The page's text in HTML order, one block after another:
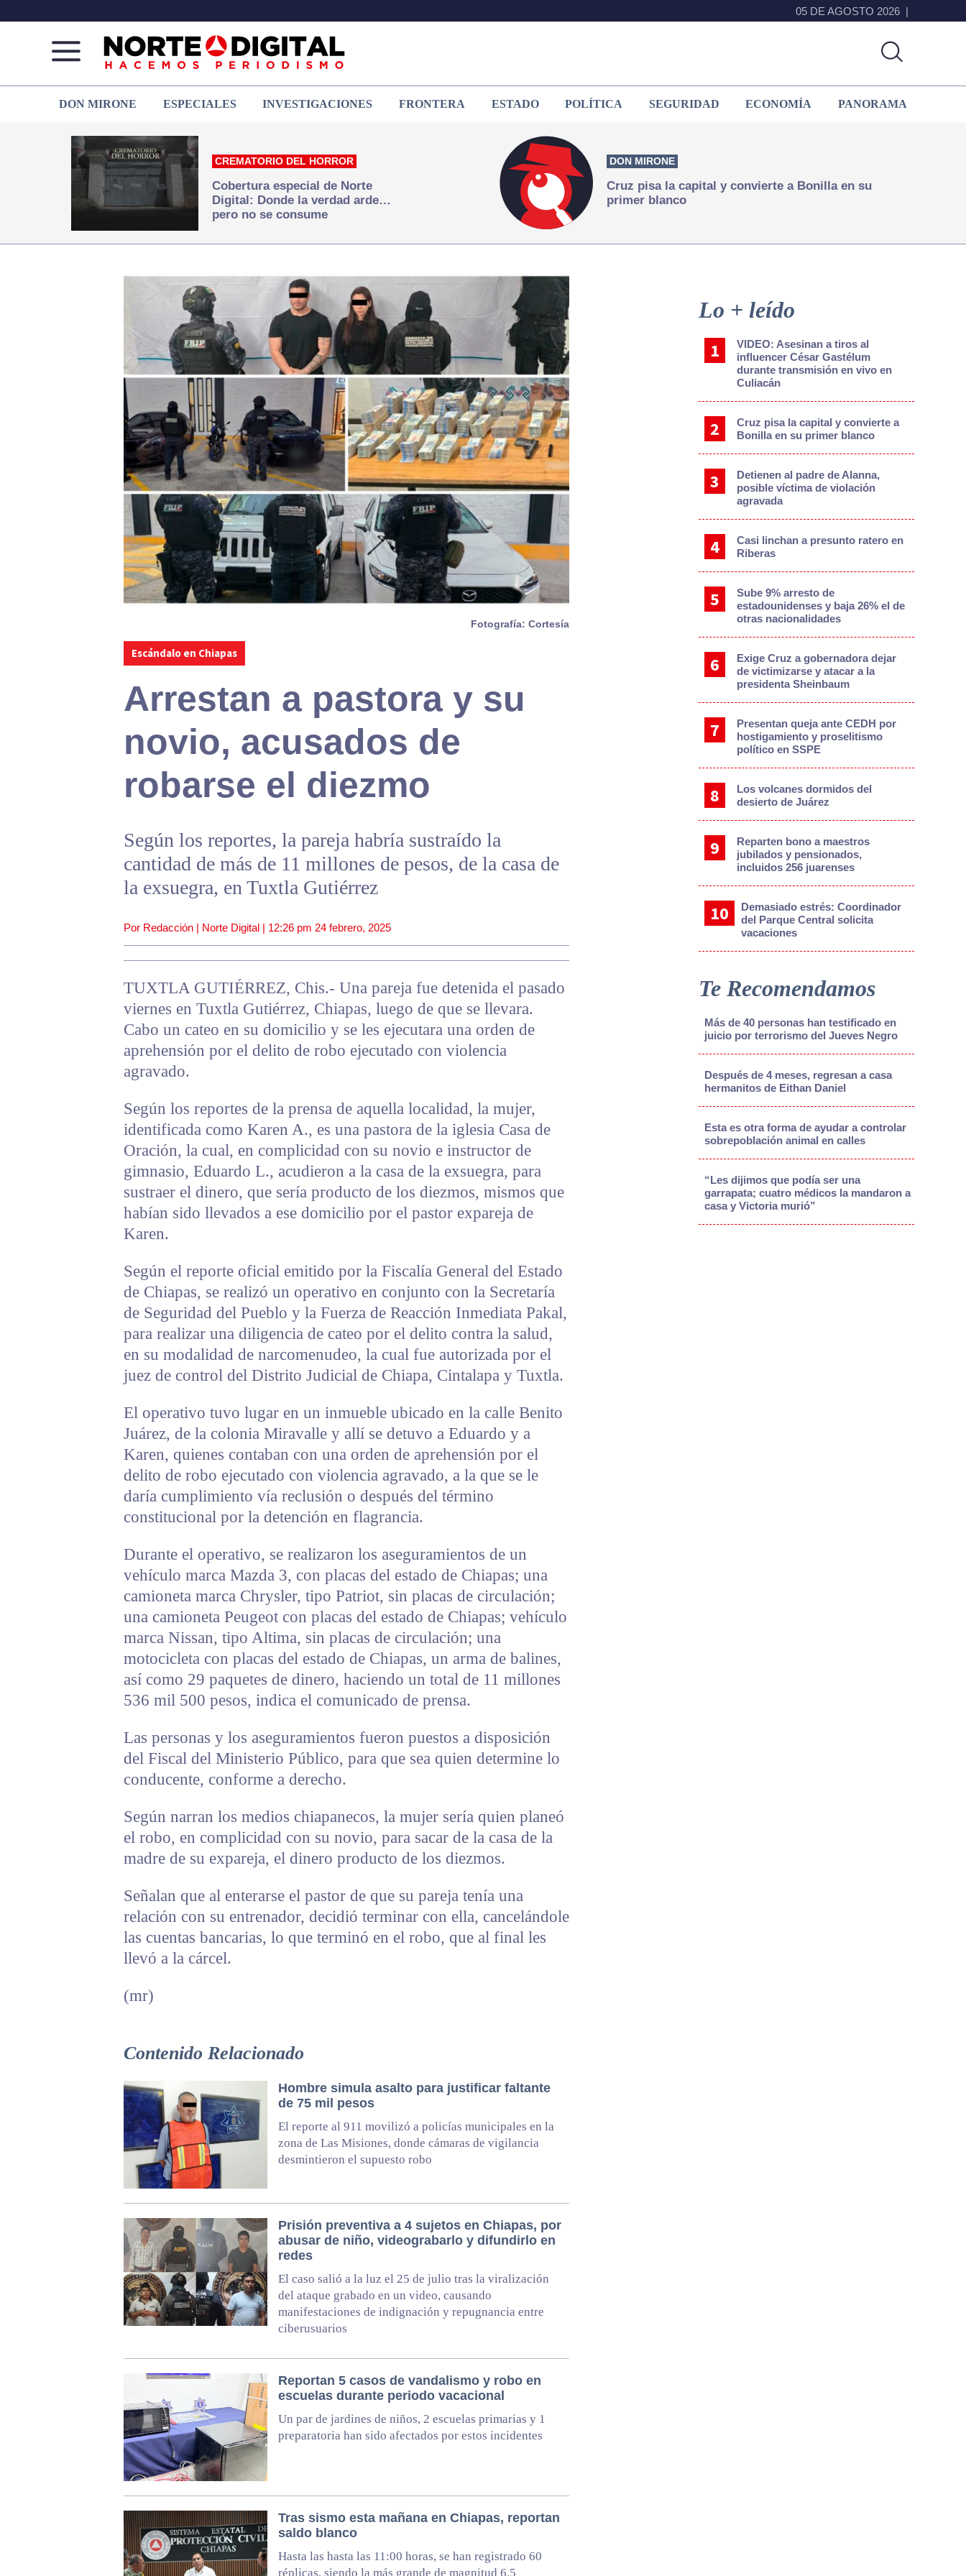
05 DE AGOSTO 2026
de
Juárez
que
hacemos periodismo
DON MIRONE ESPECIALES INVESTIGACIONES FRONTERA ESTADO POLÍTICA SEGURIDAD ECONOMÍA PANORAMA
CREMATORIO DEL HORROR
Cobertura especial de Norte
Digital: Donde la verdad arde…
pero no se consume
DON MIRONE
Cruz pisa la capital y convierte a Bonilla en su
primer blanco
Fotografía: Cortesía
Escándalo en Chiapas
Arrestan a pastora y su
novio, acusados de
robarse el diezmo
Según los reportes, la pareja habría sustraído la
cantidad de más de 11 millones de pesos, de la casa de
la exsuegra, en Tuxtla Gutiérrez
Por Redacción | Norte Digital | 12:26 pm 24 febrero, 2025
TUXTLA GUTIÉRREZ, Chis.- Una pareja fue detenida el pasado
viernes en Tuxtla Gutiérrez, Chiapas, luego de que se llevara.
Cabo un cateo en su domicilio y se les ejecutara una orden de
aprehensión por el delito de robo ejecutado con violencia
agravado.
Según los reportes de la prensa de aquella localidad, la mujer,
identificada como Karen A., es una pastora de la iglesia Casa de
Oración, la cual, en complicidad con su novio e instructor de
gimnasio, Eduardo L., acudieron a la casa de la exsuegra, para
sustraer el dinero, que sería producto de los diezmos, mismos que
habían sido llevados a ese domicilio por el pastor expareja de
Karen.
Según el reporte oficial emitido por la Fiscalía General del Estado
de Chiapas, se realizó un operativo en conjunto con la Secretaría
de Seguridad del Pueblo y la Fuerza de Reacción Inmediata Pakal,
para realizar una diligencia de cateo por el delito contra la salud,
en su modalidad de narcomenudeo, la cual fue autorizada por el
juez de control del Distrito Judicial de Chiapa, Cintalapa y Tuxtla.
El operativo tuvo lugar en un inmueble ubicado en la calle Benito
Juárez, de la colonia Miravalle y allí se detuvo a Eduardo y a
Karen, quienes contaban con una orden de aprehensión por el
delito de robo ejecutado con violencia agravado, a la que se le
daría cumplimiento vía reclusión o después del término
constitucional por la detención en flagrancia.
Durante el operativo, se realizaron los aseguramientos de un
vehículo marca Mazda 3, con placas del estado de Chiapas; una
camioneta marca Chrysler, tipo Patriot, sin placas de circulación;
una camioneta Peugeot con placas del estado de Chiapas; vehículo
marca Nissan, tipo Altima, sin placas de circulación; una
motocicleta con placas del estado de Chiapas, un arma de balines,
así como 29 paquetes de dinero, haciendo un total de 11 millones
536 mil 500 pesos, indica el comunicado de prensa.
Las personas y los aseguramientos fueron puestos a disposición
del Fiscal del Ministerio Público, para que sea quien determine lo
conducente, conforme a derecho.
Según narran los medios chiapanecos, la mujer sería quien planeó
el robo, en complicidad con su novio, para sacar de la casa de la
madre de su expareja, el dinero producto de los diezmos.
Señalan que al enterarse el pastor de que su pareja tenía una
relación con su entrenador, decidió terminar con ella, cancelándole
las cuentas bancarias, lo que terminó en el robo, que al final les
llevó a la cárcel.
(mr)
Contenido Relacionado
Hombre simula asalto para justificar faltante
de 75 mil pesos
El reporte al 911 movilizó a policías municipales en la
zona de Las Misiones, donde cámaras de vigilancia
desmintieron el supuesto robo
Prisión preventiva a 4 sujetos en Chiapas, por
abusar de niño, videograbarlo y difundirlo en
redes
El caso salió a la luz el 25 de julio tras la viralización
del ataque grabado en un video, causando
manifestaciones de indignación y repugnancia entre
ciberusuarios
Reportan 5 casos de vandalismo y robo en
escuelas durante periodo vacacional
Un par de jardines de niños, 2 escuelas primarias y 1
preparatoria han sido afectados por estos incidentes
Tras sismo esta mañana en Chiapas, reportan
saldo blanco
Hasta las hasta las 11:00 horas, se han registrado 60
réplicas, siendo la más grande de magnitud 6.5
Sidebar
Lo + leído
VIDEO: Asesinan a tiros al
influencer César Gastélum
durante transmisión en vivo en
Culiacán
Cruz pisa la capital y convierte a
Bonilla en su primer blanco
Detienen al padre de Alanna,
posible víctima de violación
agravada
Casi linchan a presunto ratero en
Riberas
Sube 9% arresto de
estadounidenses y baja 26% el de
otras nacionalidades
Exige Cruz a gobernadora dejar
de victimizarse y atacar a la
presidenta Sheinbaum
Presentan queja ante CEDH por
hostigamiento y proselitismo
político en SSPE
Los volcanes dormidos del
desierto de Juárez
Reparten bono a maestros
jubilados y pensionados,
incluidos 256 juarenses
Demasiado estrés: Coordinador
del Parque Central solicita
vacaciones
Te Recomendamos
Más de 40 personas han testificado en
juicio por terrorismo del Jueves Negro
Después de 4 meses, regresan a casa
hermanitos de Eithan Daniel
Esta es otra forma de ayudar a controlar
sobrepoblación animal en calles
“Les dijimos que podía ser una
garrapata; cuatro médicos la mandaron a
casa y Victoria murió”